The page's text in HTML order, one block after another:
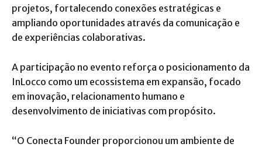
projetos, fortalecendo conexões estratégicas e
ampliando oportunidades através da comunicação e
de experiências colaborativas.
A participação no evento reforça o posicionamento da
InLocco como um ecossistema em expansão, focado
em inovação, relacionamento humano e
desenvolvimento de iniciativas com propósito.
“O Conecta Founder proporcionou um ambiente de